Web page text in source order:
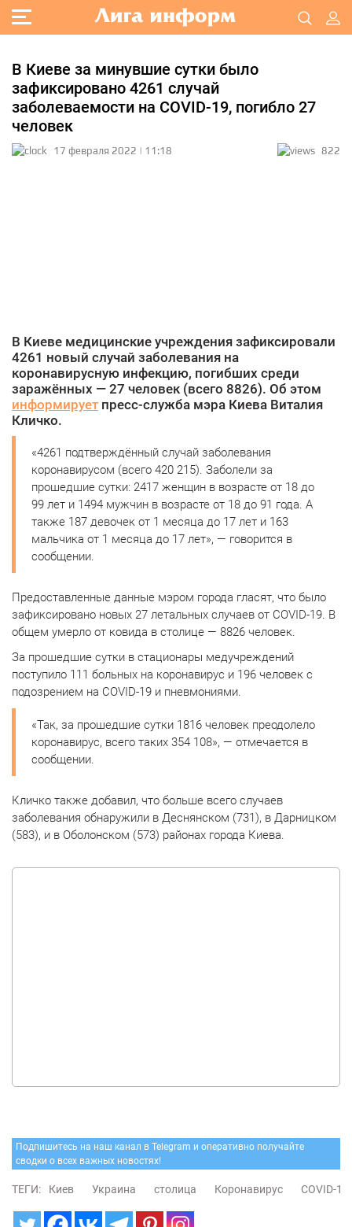
В Киеве за минувшие сутки было
зафиксировано 4261 случай
заболеваемости на COVID-19, погибло 27
человек
17 февраля 2022 | 11:18 822
В Киеве медицинские учреждения зафиксировали
4261 новый случай заболевания на
коронавирусную инфекцию, погибших среди
заражённых — 27 человек (всего 8826). Об этом
информирует пресс-служба мэра Киева Виталия
Кличко.
«4261 подтверждённый случай заболевания
коронавирусом (всего 420 215). Заболели за
прошедшие сутки: 2417 женщин в возрасте от 18 до
99 лет и 1494 мужчин в возрасте от 18 до 91 года. А
также 187 девочек от 1 месяца до 17 лет и 163
мальчика от 1 месяца до 17 лет», — говорится в
сообщении.
Предоставленные данные мэром города гласят, что было
зафиксировано новых 27 летальных случаев от COVID-19. В
общем умерло от ковида в столице — 8826 человек.
За прошедшие сутки в стационары медучреждений
поступило 111 больных на коронавирус и 196 человек с
подозрением на COVID-19 и пневмониями.
«Так, за прошедшие сутки 1816 человек преодолело
коронавирус, всего таких 354 108», — отмечается в
сообщении.
Кличко также добавил, что больше всего случаев
заболевания обнаружили в Деснянском (731), в Дарницком
(583), и в Оболонском (573) районах города Киева.
Подпишитесь на наш канал в Telegram и оперативно получайте
сводки о всех важных новостях!
ТЕГИ: Киев Украина столица Коронавирус COVID-19